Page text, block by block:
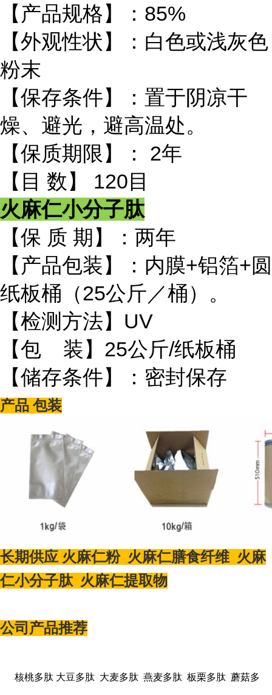
【产品规格】：85%
【外观性状】：白色或浅灰色
粉末
【保存条件】：置于阴凉干
燥、避光，避高温处。
【保质期限】： 2年
【目 数】 120目
火麻仁小分子肽
【保 质 期】：两年
【产品包装】：内膜+铝箔+圆
纸板桶（25公斤／桶）。
【检测方法】UV
【包 装】25公斤/纸板桶
【储存条件】：密封保存
产品 包装
长期供应 火麻仁粉 火麻仁膳食纤维 火麻
仁小分子肽 火麻仁提取物
公司产品推荐
核桃多肽 大豆多肽 大麦多肽 燕麦多肽 板栗多肽 蘑菇多